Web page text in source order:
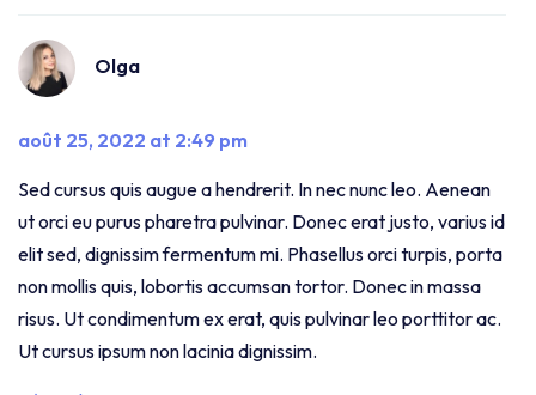
Olga
août 25, 2022 at 2:49 pm
Sed cursus quis augue a hendrerit. In nec nunc leo. Aenean
ut orci eu purus pharetra pulvinar. Donec erat justo, varius id
elit sed, dignissim fermentum mi. Phasellus orci turpis, porta
non mollis quis, lobortis accumsan tortor. Donec in massa
risus. Ut condimentum ex erat, quis pulvinar leo porttitor ac.
Ut cursus ipsum non lacinia dignissim.